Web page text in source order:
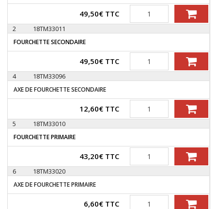
49,50€ TTC Quantité
2 18TM33011
FOURCHETTE SECONDAIRE
49,50€ TTC Quantité
4 18TM33096
AXE DE FOURCHETTE SECONDAIRE
12,60€ TTC Quantité
5 18TM33010
FOURCHETTE PRIMAIRE
43,20€ TTC Quantité
6 18TM33020
AXE DE FOURCHETTE PRIMAIRE
6,60€ TTC Quantité